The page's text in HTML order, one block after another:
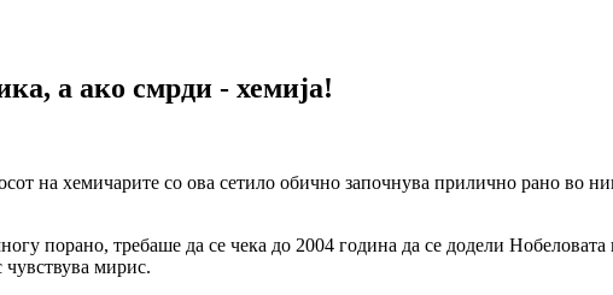
а ако смрди - хемија!
на хемичарите со ова сетило обично започнува прилично рано во
порано, требаше да се чека до 2004 година да се додели Нобеловата
чувствува мирис.